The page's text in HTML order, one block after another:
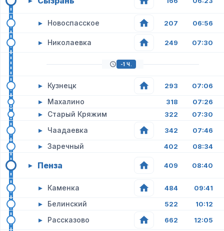
▸ Новоспасское 207 06:56
▸ Николаевка 249 07:30
-1 Ч.
▸ Кузнецк 293 07:06
▸ Махалино 318 07:26
▸ Старый Кряжим 322 07:30
▸ Чаадаевка 342 07:46
▸ Заречный 402 08:34
▸ Пенза 409 08:40
▸ Каменка 484 09:41
▸ Белинский 522 10:12
▸ Рассказово 662 12:05